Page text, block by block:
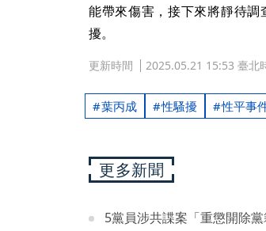
能帶來傷害，接下來將靜待
擾。
更新時間 2025.05.21 15:53 臺北
葉丙成 性騷擾 性平事
更多新聞
5黨員涉共諜案「重懲開除